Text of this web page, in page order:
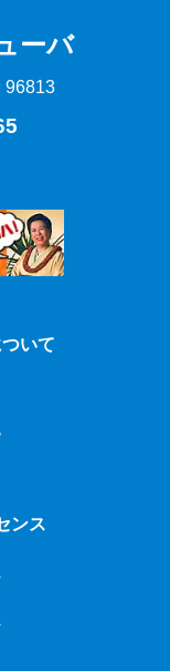
ーバ
96813
いて
ンス